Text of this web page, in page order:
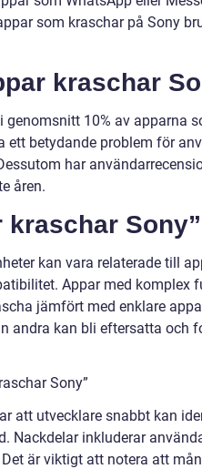
som kraschar på Sony
kraschar
10% av apparna
ett betydande problem för
har
åren.
Sony”
kan vara relaterade till
Appar med komplex
jämfört med enklare
andra kan bli eftersatta och
Sony”
att utvecklare snabbt kan
Nackdelar inkluderar
är viktigt att notera att